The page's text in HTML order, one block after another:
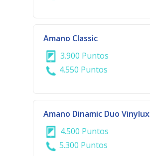
Amano Classic
3.900 Puntos
4.550 Puntos
Amano Dinamic Duo Vinylux
4.500 Puntos
5.300 Puntos